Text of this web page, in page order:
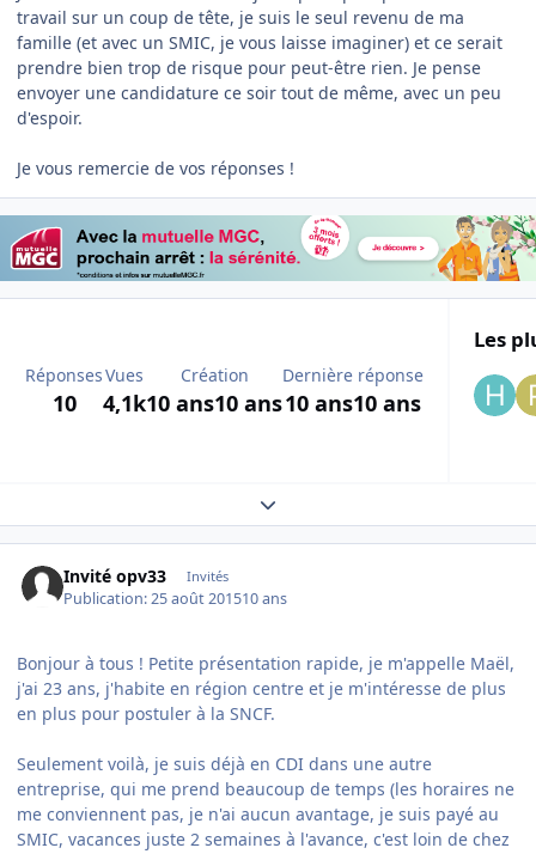
travail sur un coup de tête, je suis le seul revenu de ma
famille (et avec un SMIC, je vous laisse imaginer) et ce serait
prendre bien trop de risque pour peut-être rien. Je pense
envoyer une candidature ce soir tout de même, avec un peu
d'espoir.
Je vous remercie de vos réponses !
Réponses
10
Vues
4,1k
Création
10 ans10 ans
Dernière réponse
10 ans10 ans
Les
Expand topic overview
Invité opv33 Invités
Publication:25 août 201510 ans
Bonjour à tous ! Petite présentation rapide, je m'appelle Maël,
j'ai 23 ans, j'habite en région centre et je m'intéresse de plus
en plus pour postuler à la SNCF.
Seulement voilà, je suis déjà en CDI dans une autre
entreprise, qui me prend beaucoup de temps (les horaires ne
me conviennent pas, je n'ai aucun avantage, je suis payé au
SMIC, vacances juste 2 semaines à l'avance, c'est loin de chez